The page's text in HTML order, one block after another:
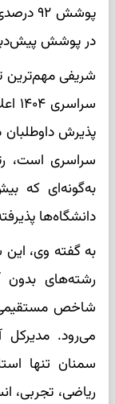
پوشش
در پوشش
شریفی مهم‌ترین
پذیرش داوطلبان
سراسری است،
دانشگاه‌ها
به گفته وی، این
رشته‌های بدون
شاخص مستقیمی
می‌رود.
سمنان تنها
ریاضی، تجربی،